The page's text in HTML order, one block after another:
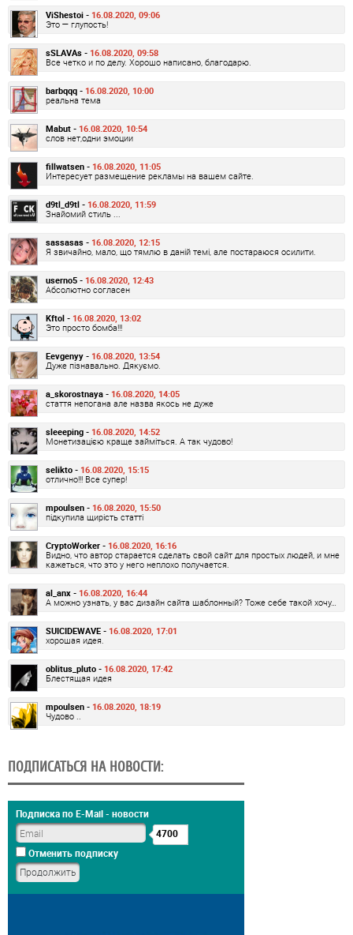
ViShestoi - 16.08.2020, 09:06
Это — глупость!
sSLAVAs - 16.08.2020, 09:58
Все четко и по делу. Хорошо написано, благодарю.
barbqqq - 16.08.2020, 10:00
реальна тема
Mabut - 16.08.2020, 10:54
слов нет,одни эмоции
fillwatsen - 16.08.2020, 11:05
Интересует размещение рекламы на вашем сайте.
d9tl_d9tl - 16.08.2020, 11:59
Знайомий стиль ...
sassasas - 16.08.2020, 12:15
Я звичайно, мало, що тямлю в даній темі, але постараюся осилити.
userno5 - 16.08.2020, 12:43
Абсолютно согласен
Kftol - 16.08.2020, 13:02
Это просто бомба!!!
Eevgenyy - 16.08.2020, 13:54
Дуже пізнавально. Дякуємо.
a_skorostnaya - 16.08.2020, 14:05
стаття непогана але назва якось не дуже
sleeeping - 16.08.2020, 14:52
Монетизацією краще займіться. А так чудово!
selikto - 16.08.2020, 15:15
отлично!!! Все супер!
mpoulsen - 16.08.2020, 15:50
підкупила щирість статті
CryptoWorker - 16.08.2020, 16:16
Видно, что автор старается сделать свой сайт для простых людей, и мне
кажеться, что это у него неплохо получается.
al_anx - 16.08.2020, 16:44
А можно узнать, у вас дизайн сайта шаблонный? Тоже себе такой хочу…
SUICIDEWAVE - 16.08.2020, 17:01
хорошая идея.
oblitus_pluto - 16.08.2020, 17:42
Блестящая идея
mpoulsen - 16.08.2020, 18:19
Чудово ..
ПОДПИСАТЬСЯ НА НОВОСТИ:
Подписка по E-Mail - новости
4700
Отменить подписку